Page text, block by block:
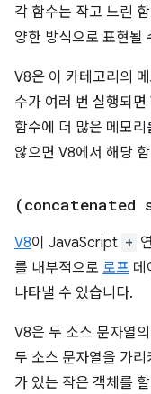
각 함수는 작고 느린
양한 방식으로 표현될
V8은 이 카테고리의
수가 여러 번 실행되
함수에 더 많은 메모
않으면 V8에서 해당
(concatenated
V8이 JavaScript +
를 내부적으로 로프 데
나타낼 수 있습니다.
V8은 두 소스 문자열
두 소스 문자열을 가리
가 있는 작은 객체를